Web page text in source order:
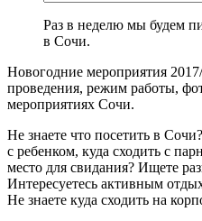
Раз в неделю мы будем
в Сочи.
Новогодние мероприятия
проведения, режим работы,
мероприятиях Сочи.
Не знаете что посетить в
с ребенком, куда сходить с
место для свидания? Ищете
Интересуетесь активным
Не знаете куда сходить на